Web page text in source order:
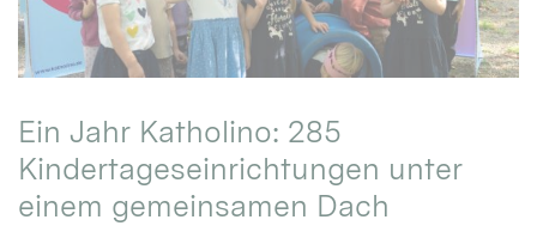
Ein Jahr Katholino: 285
Kindertageseinrichtungen unter
einem gemeinsamen Dach